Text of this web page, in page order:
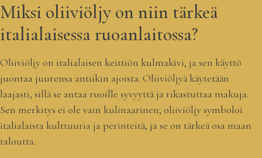
Miksi oliiviöljy on niin tärkeä
italialaisessa ruoanlaitossa?
Oliiviöljy on italialaisen keittiön kulmakivi, ja sen käyttö
juontaa juurensa antiikin ajoista. Oliiviöljyä käytetään
laajasti, sillä se antaa ruoille syvyyttä ja rikastuttaa makuja.
Sen merkitys ei ole vain kulinaarinen; oliiviöljy symboloi
italialaista kulttuuria ja perinteitä, ja se on tärkeä osa maan
taloutta.